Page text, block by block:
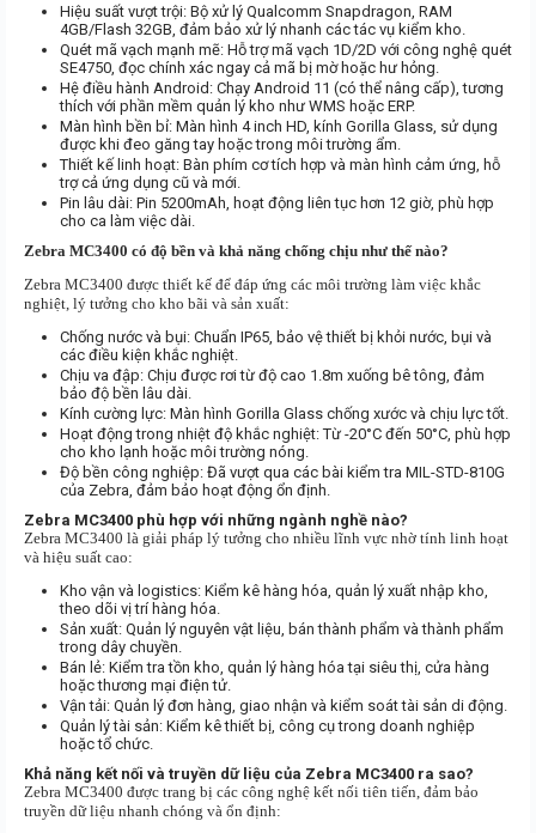
Hiệu suất vượt trội: Bộ xử lý Qualcomm Snapdragon, RAM
4GB/Flash 32GB, đảm bảo xử lý nhanh các tác vụ kiểm kho.
Quét mã vạch mạnh mẽ: Hỗ trợ mã vạch 1D/2D với công nghệ quét
SE4750, đọc chính xác ngay cả mã bị mờ hoặc hư hỏng.
Hệ điều hành Android: Chạy Android 11 (có thể nâng cấp), tương
thích với phần mềm quản lý kho như WMS hoặc ERP.
Màn hình bền bỉ: Màn hình 4 inch HD, kính Gorilla Glass, sử dụng
được khi đeo găng tay hoặc trong môi trường ẩm.
Thiết kế linh hoạt: Bàn phím cơ tích hợp và màn hình cảm ứng, hỗ
trợ cả ứng dụng cũ và mới.
Pin lâu dài: Pin 5200mAh, hoạt động liên tục hơn 12 giờ, phù hợp
cho ca làm việc dài.
Zebra MC3400 có độ bền và khả năng chống chịu như thế nào?
Zebra MC3400 được thiết kế để đáp ứng các môi trường làm việc khắc
nghiệt, lý tưởng cho kho bãi và sản xuất:
Chống nước và bụi: Chuẩn IP65, bảo vệ thiết bị khỏi nước, bụi và
các điều kiện khắc nghiệt.
Chịu va đập: Chịu được rơi từ độ cao 1.8m xuống bê tông, đảm
bảo độ bền lâu dài.
Kính cường lực: Màn hình Gorilla Glass chống xước và chịu lực tốt.
Hoạt động trong nhiệt độ khắc nghiệt: Từ -20°C đến 50°C, phù hợp
cho kho lạnh hoặc môi trường nóng.
Độ bền công nghiệp: Đã vượt qua các bài kiểm tra MIL-STD-810G
của Zebra, đảm bảo hoạt động ổn định.
Zebra MC3400 phù hợp với những ngành nghề nào?
Zebra MC3400 là giải pháp lý tưởng cho nhiều lĩnh vực nhờ tính linh hoạt
và hiệu suất cao:
Kho vận và logistics: Kiểm kê hàng hóa, quản lý xuất nhập kho,
theo dõi vị trí hàng hóa.
Sản xuất: Quản lý nguyên vật liệu, bán thành phẩm và thành phẩm
trong dây chuyền.
Bán lẻ: Kiểm tra tồn kho, quản lý hàng hóa tại siêu thị, cửa hàng
hoặc thương mại điện tử.
Vận tải: Quản lý đơn hàng, giao nhận và kiểm soát tài sản di động.
Quản lý tài sản: Kiểm kê thiết bị, công cụ trong doanh nghiệp
hoặc tổ chức.
Khả năng kết nối và truyền dữ liệu của Zebra MC3400 ra sao?
Zebra MC3400 được trang bị các công nghệ kết nối tiên tiến, đảm bảo
truyền dữ liệu nhanh chóng và ổn định: